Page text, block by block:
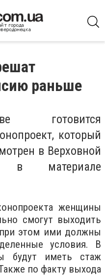
раньше
готовится
который
в Верховной
в материале
женщины
смогут выходить
этом ими должны
условия. В
будут иметь стаж
по факту выхода